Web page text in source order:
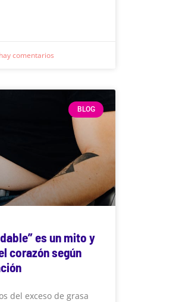
comentarios
BLOG
es un mito y
corazón según
del exceso de grasa